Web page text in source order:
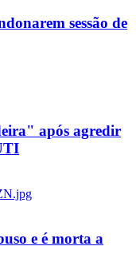
sessão de
após agredir
e é morta a